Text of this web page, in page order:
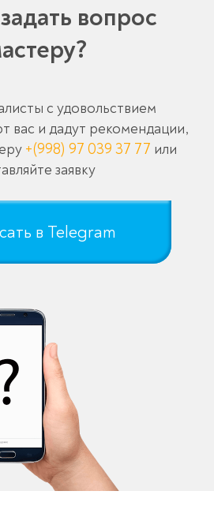
вопрос
с удовольствием
вас и дадут рекомендации,
+(998) 97 039 37 77 или
заявку
в Telegram